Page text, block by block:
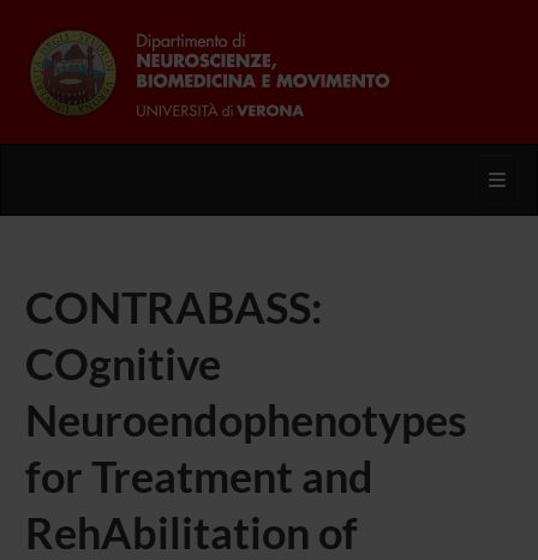
CONTRABASS:
COgnitive
Neuroendophenotypes
for Treatment and
RehAbilitation of